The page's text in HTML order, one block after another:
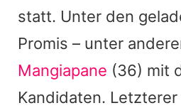
statt. Unter den
Promis – unter
Mangiapane (36) mit
Kandidaten.